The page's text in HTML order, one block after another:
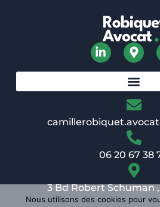
06 20 67 38
3 Bd Robert Schuman
Nous utilisons des cookies pour